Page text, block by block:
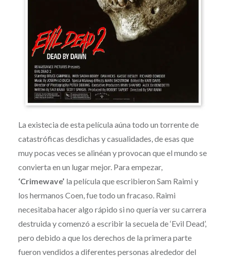
La existecia de esta película aúna todo un torrente de
catastróficas desdichas y casualidades, de esas que
muy pocas veces se alinéan y provocan que el mundo se
convierta en un lugar mejor. Para empezar,
‘Crimewave’ la película que escribieron Sam Raimi y
los hermanos Coen, fue todo un fracaso. Raimi
necesitaba hacer algo rápido si no quería ver su carrera
destruida y comenzó a escribir la secuela de ‘Evil Dead’,
pero debido a que los derechos de la primera parte
fueron vendidos a diferentes personas alrededor del